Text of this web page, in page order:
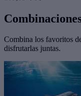
Combina los favoritos
disfrutarlas juntas.